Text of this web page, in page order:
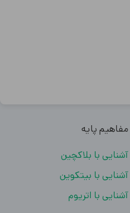
پایه
با بلاکچین
با بیتکوین
با اتریوم